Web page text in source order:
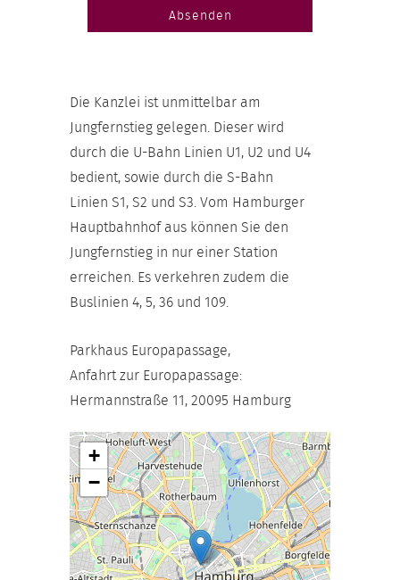
Absenden
Die Kanzlei ist unmittelbar am
Jungfernstieg gelegen. Dieser wird
durch die U-Bahn Linien U1, U2 und U4
bedient, sowie durch die S-Bahn
Linien S1, S2 und S3. Vom Hamburger
Hauptbahnhof aus können Sie den
Jungfernstieg in nur einer Station
erreichen. Es verkehren zudem die
Buslinien 4, 5, 36 und 109.
Parkhaus Europapassage,
Anfahrt zur Europapassage:
Hermannstraße 11, 20095 Hamburg
+
−